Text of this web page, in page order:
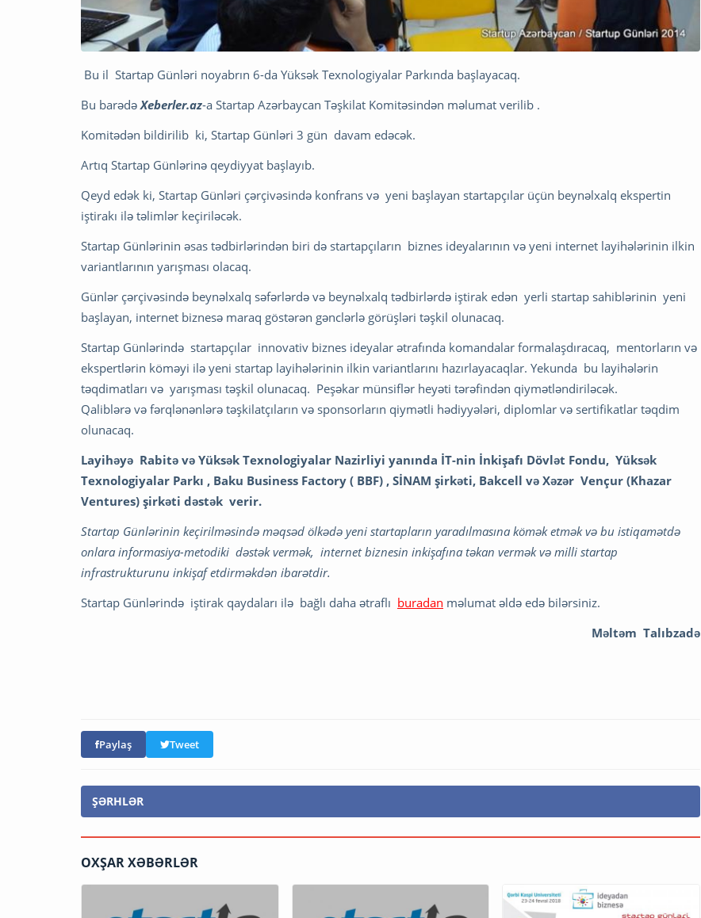
Bu il Startap Günləri noyabrın 6-da Yüksək Texnologiyalar Parkında başlayacaq.
Bu barədəXeberler.az-a Startap Azərbaycan Təşkilat Komitəsindən məlumat verilib .
Komitədən bildirilib ki, Startap Günləri 3 gün davam edəcək.
Artıq Startap Günlərinə qeydiyyat başlayıb.
Qeyd edək ki, Startap Günləri çərçivəsində konfrans və yeni başlayan startapçılar üçün beynəlxalq ekspertin
iştirakı ilə təlimlər keçiriləcək.
Startap Günlərinin əsas tədbirlərindən biri də startapçıların biznes ideyalarının və yeni internet layihələrinin ilkin
variantlarının yarışması olacaq.
Günlər çərçivəsində beynəlxalq səfərlərdə və beynəlxalq tədbirlərdə iştirak edən yerli startap sahiblərinin yeni
başlayan, internet biznesə maraq göstərən gənclərlə görüşləri təşkil olunacaq.
Startap Günlərində startapçılar innovativ biznes ideyalar ətrafında komandalar formalaşdıracaq, mentorların və
ekspertlərin köməyi ilə yeni startap layihələrinin ilkin variantlarını hazırlayacaqlar. Yekunda bu layihələrin
təqdimatları və yarışması təşkil olunacaq. Peşəkar münsiflər heyəti tərəfindən qiymətləndiriləcək.
Qaliblərə və fərqlənənlərə təşkilatçıların və sponsorların qiymətli hədiyyələri, diplomlar və sertifikatlar təqdim
olunacaq.
Layihəyə Rabitə və Yüksək Texnologiyalar Nazirliyi yanında İT-nin İnkişafı Dövlət Fondu, Yüksək
Texnologiyalar Parkı , Baku Business Factory ( BBF) , SİNAM şirkəti, Bakcell və Xəzər Vençur (Khazar
Ventures) şirkəti dəstək verir.
Startap Günlərinin keçirilməsində məqsəd ölkədə yeni startapların yaradılmasına kömək etmək və bu istiqamətdə
onlara informasiya-metodiki dəstək vermək, internet biznesin inkişafına təkan vermək və milli startap
infrastrukturunu inkişaf etdirməkdən ibarətdir.
Startap Günlərində iştirak qaydaları ilə bağlı daha ətraflı buradan məlumat əldə edə bilərsiniz.
Məltəm Talıbzadə
Paylaş Tweet
ŞƏRHLƏR
OXŞAR XƏBƏRLƏR